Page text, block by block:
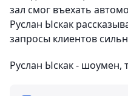
зал смог въехать
Руслан Ыскак
запросы клиентов
Руслан Ыскак - шоумен,